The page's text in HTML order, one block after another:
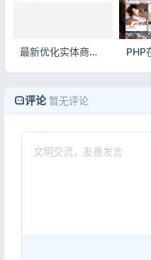
最新优化实体商品销售源码 商用电商系统整站源码
评论 暂无评论